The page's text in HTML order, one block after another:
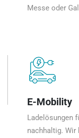
Messe oder
E-Mobility
Ladelösungen
nachhaltig. Wir